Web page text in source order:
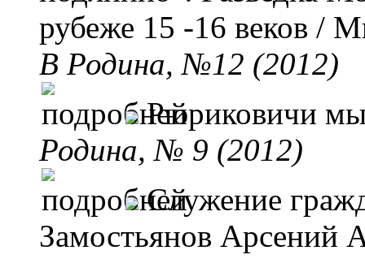
рубеже 15 -16 веков /
B Родина, №12 (2012)
Рюриковичи
Родина, № 9 (2012)
Служение
Замостьянов Арсений